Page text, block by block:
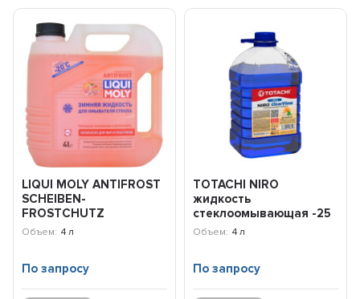
LIQUI MOLY ANTIFROST
SCHEIBEN-
FROSTCHUTZ
Незамерзающая
Объем: 4 л
По запросу
TOTACHI NIRO
жидкость
стеклоомывающая -25
гр С (4л)
Объем: 4 л
По запросу